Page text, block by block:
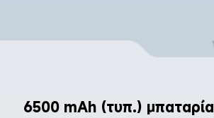
6500 mAh (τυπ.) μπαταρία